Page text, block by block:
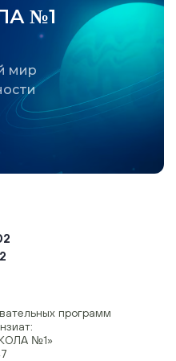
№1
мир
программ
№1»